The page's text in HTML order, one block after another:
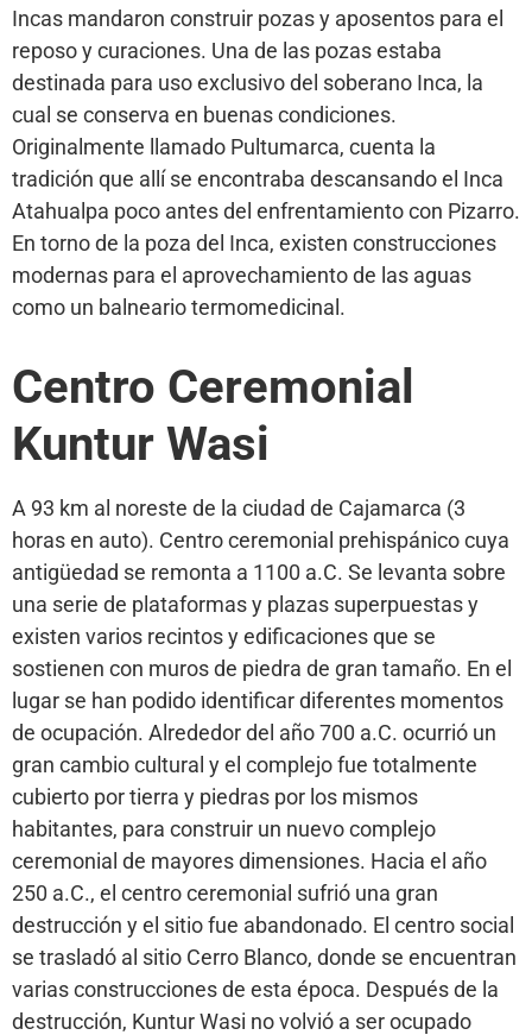
Incas mandaron construir pozas y aposentos para el
reposo y curaciones. Una de las pozas estaba
destinada para uso exclusivo del soberano Inca, la
cual se conserva en buenas condiciones.
Originalmente llamado Pultumarca, cuenta la
tradición que allí se encontraba descansando el Inca
Atahualpa poco antes del enfrentamiento con Pizarro.
En torno de la poza del Inca, existen construcciones
modernas para el aprovechamiento de las aguas
como un balneario termomedicinal.
Centro Ceremonial
Kuntur Wasi
A 93 km al noreste de la ciudad de Cajamarca (3
horas en auto). Centro ceremonial prehispánico cuya
antigüedad se remonta a 1100 a.C. Se levanta sobre
una serie de plataformas y plazas superpuestas y
existen varios recintos y edificaciones que se
sostienen con muros de piedra de gran tamaño. En el
lugar se han podido identificar diferentes momentos
de ocupación. Alrededor del año 700 a.C. ocurrió un
gran cambio cultural y el complejo fue totalmente
cubierto por tierra y piedras por los mismos
habitantes, para construir un nuevo complejo
ceremonial de mayores dimensiones. Hacia el año
250 a.C., el centro ceremonial sufrió una gran
destrucción y el sitio fue abandonado. El centro social
se trasladó al sitio Cerro Blanco, donde se encuentran
varias construcciones de esta época. Después de la
destrucción, Kuntur Wasi no volvió a ser ocupado